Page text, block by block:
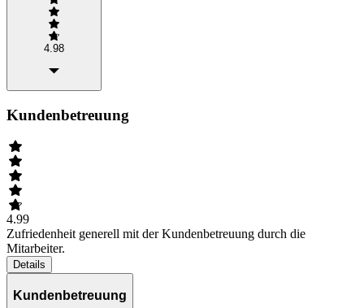
4.98
Kundenbetreuung
4.99
Zufriedenheit generell mit der Kundenbetreuung durch die
Mitarbeiter.
Details
Kundenbetreuung